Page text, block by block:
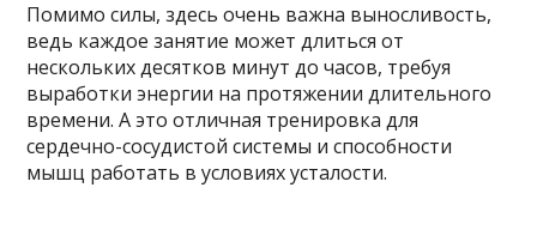
Помимо силы, здесь очень важна выносливость,
ведь каждое занятие может длиться от
нескольких десятков минут до часов, требуя
выработки энергии на протяжении длительного
времени. А это отличная тренировка для
сердечно-сосудистой системы и способности
мышц работать в условиях усталости.